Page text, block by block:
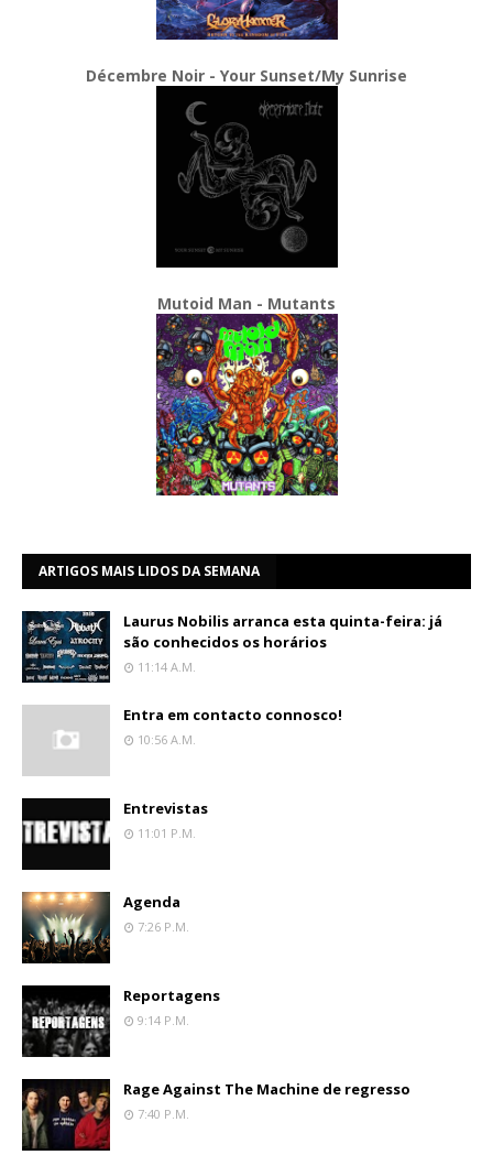
Décembre Noir - Your Sunset/My Sunrise
Mutoid Man - Mutants
ARTIGOS MAIS LIDOS DA SEMANA
Laurus Nobilis arranca esta quinta-feira: já
são conhecidos os horários
11:14 A.m.
Entra em contacto connosco!
10:56 A.m.
Entrevistas
11:01 P.m.
Agenda
7:26 P.m.
Reportagens
9:14 P.m.
Rage Against The Machine de regresso
7:40 P.m.